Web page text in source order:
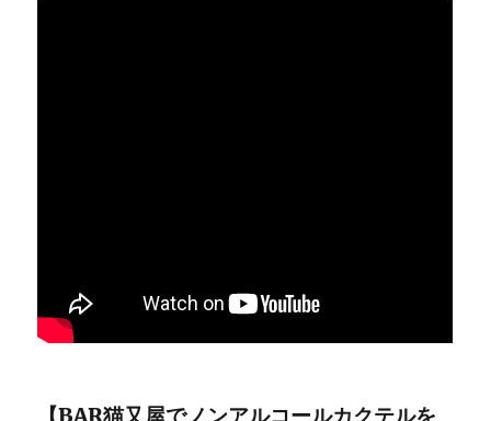
【BAR猫又屋でノンアルコールカクテルを